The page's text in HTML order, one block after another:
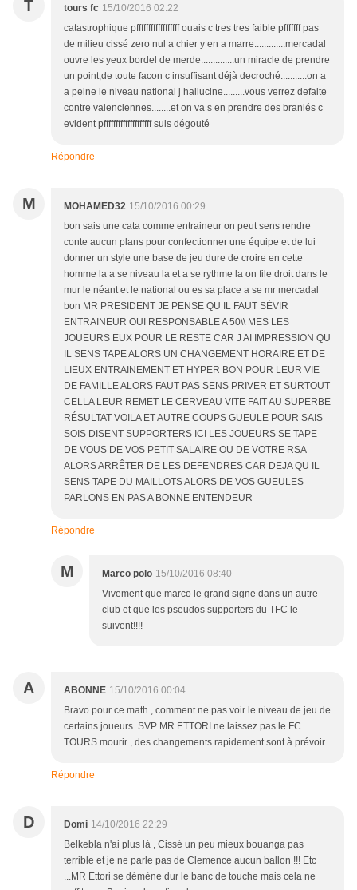
T tours fc 15/10/2016 02:22
catastrophique pffffffffffffffffff ouais c tres tres faible pfffffff pas
de milieu cissé zero nul a chier y en a marre.............mercadal
ouvre les yeux bordel de merde..............un miracle de prendre
un point,de toute facon c insuffisant déjà decroché...........on a
a peine le niveau national j hallucine.........vous verrez defaite
contre valenciennes........et on va s en prendre des branlés c
evident pffffffffffffffffffff suis dégouté
Répondre
M MOHAMED32 15/10/2016 00:29
bon sais une cata comme entraineur on peut sens rendre
conte aucun plans pour confectionner une équipe et de lui
donner un style une base de jeu dure de croire en cette
homme la a se niveau la et a se rythme la on file droit dans le
mur le néant et le national ou es sa place a se mr mercadal
bon MR PRESIDENT JE PENSE QU IL FAUT SÉVIR
ENTRAINEUR OUI RESPONSABLE A 50\\ MES LES
JOUEURS EUX POUR LE RESTE CAR J AI IMPRESSION QU
IL SENS TAPE ALORS UN CHANGEMENT HORAIRE ET DE
LIEUX ENTRAINEMENT ET HYPER BON POUR LEUR VIE
DE FAMILLE ALORS FAUT PAS SENS PRIVER ET SURTOUT
CELLA LEUR REMET LE CERVEAU VITE FAIT AU SUPERBE
RÉSULTAT VOILA ET AUTRE COUPS GUEULE POUR SAIS
SOIS DISENT SUPPORTERS ICI LES JOUEURS SE TAPE
DE VOUS DE VOS PETIT SALAIRE OU DE VOTRE RSA
ALORS ARRÊTER DE LES DEFENDRES CAR DEJA QU IL
SENS TAPE DU MAILLOTS ALORS DE VOS GUEULES
PARLONS EN PAS A BONNE ENTENDEUR
Répondre
M Marco polo 15/10/2016 08:40
Vivement que marco le grand signe dans un autre
club et que les pseudos supporters du TFC le
suivent!!!!
A ABONNE 15/10/2016 00:04
Bravo pour ce math , comment ne pas voir le niveau de jeu de
certains joueurs. SVP MR ETTORI ne laissez pas le FC
TOURS mourir , des changements rapidement sont à prévoir
Répondre
D Domi 14/10/2016 22:29
Belkebla n'ai plus là , Cissé un peu mieux bouanga pas
terrible et je ne parle pas de Clemence aucun ballon !!! Etc
...MR Ettori se démène dur le banc de touche mais cela ne